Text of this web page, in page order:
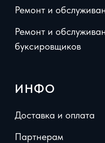
Ремонт и
Ремонт и
буксировщиков
ИНФО
Доставка и оплата
Партнерам